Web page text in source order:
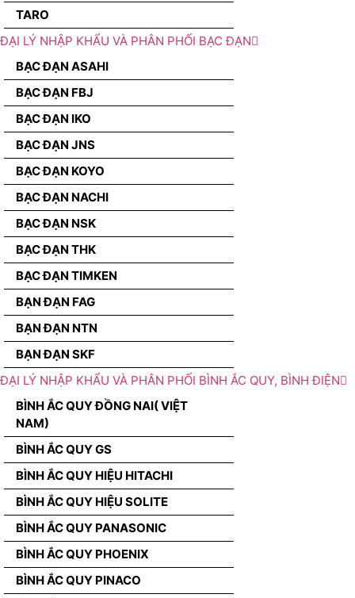
TARO
ĐẠI LÝ NHẬP KHẨU VÀ PHÂN PHỐI BẠC ĐẠN
BẠC ĐẠN ASAHI
BẠC ĐẠN FBJ
BẠC ĐẠN IKO
BẠC ĐẠN JNS
BẠC ĐẠN KOYO
BẠC ĐẠN NACHI
BẠC ĐẠN NSK
BẠC ĐẠN THK
BẠC ĐẠN TIMKEN
BẠN ĐẠN FAG
BẠN ĐẠN NTN
BẠN ĐẠN SKF
ĐẠI LÝ NHẬP KHẨU VÀ PHÂN PHỐI BÌNH ẮC QUY, BÌNH ĐIỆN
BÌNH ẮC QUY ĐỒNG NAI( VIỆT
NAM)
BÌNH ẮC QUY GS
BÌNH ẮC QUY HIỆU HITACHI
BÌNH ẮC QUY HIỆU SOLITE
BÌNH ẮC QUY PANASONIC
BÌNH ẮC QUY PHOENIX
BÌNH ẮC QUY PINACO